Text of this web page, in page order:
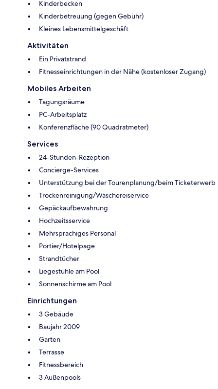
Kinderbecken
Kinderbetreuung (gegen Gebühr)
Kleines Lebensmittelgeschäft
Aktivitäten
Ein Privatstrand
Fitnesseinrichtungen in der Nähe (kostenloser Zugang)
Mobiles Arbeiten
Tagungsräume
PC-Arbeitsplatz
Konferenzfläche (90 Quadratmeter)
Services
24-Stunden-Rezeption
Concierge-Services
Unterstützung bei der Tourenplanung/beim Ticketerwerb
Trockenreinigung/Wäschereiservice
Gepäckaufbewahrung
Hochzeitsservice
Mehrsprachiges Personal
Portier/Hotelpage
Strandtücher
Liegestühle am Pool
Sonnenschirme am Pool
Einrichtungen
3 Gebäude
Baujahr 2009
Garten
Terrasse
Fitnessbereich
3 Außenpools